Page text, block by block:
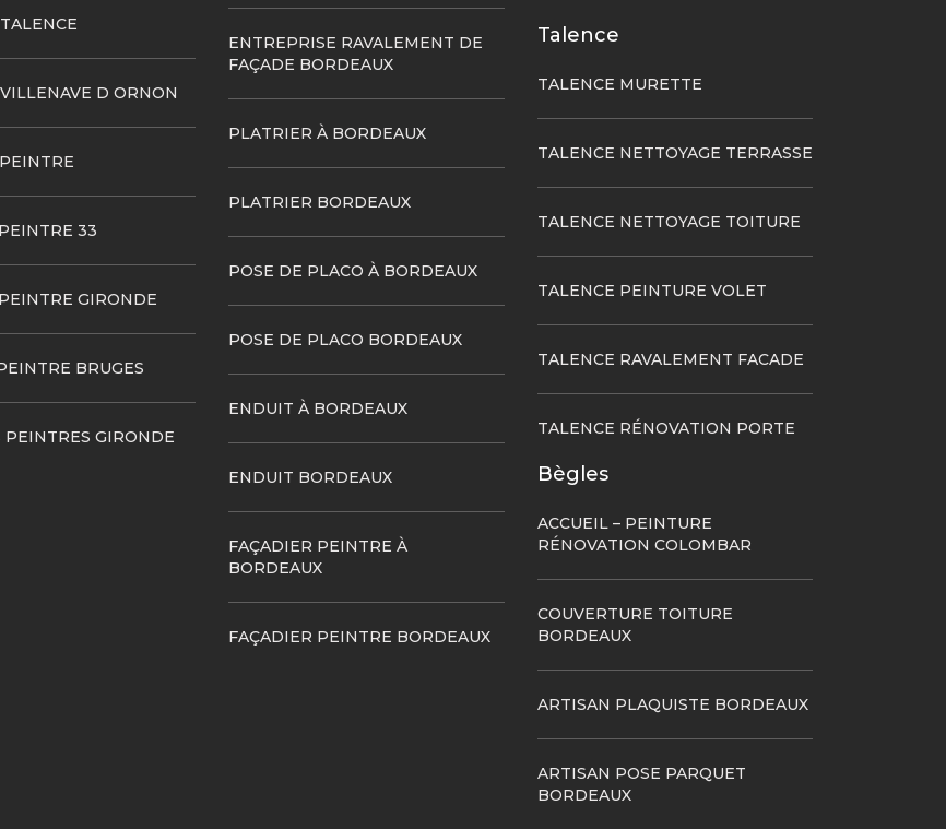
D ORNON
33
GIRONDE
BRUGES
PEINTRES GIRONDE
ENTREPRISE RAVALEMENT DE
FAÇADE BORDEAUX
PLATRIER À BORDEAUX
PLATRIER BORDEAUX
POSE DE PLACO À BORDEAUX
POSE DE PLACO BORDEAUX
ENDUIT À BORDEAUX
ENDUIT BORDEAUX
FAÇADIER PEINTRE À
BORDEAUX
FAÇADIER PEINTRE BORDEAUX
Talence
TALENCE MURETTE
TALENCE NETTOYAGE TERRASSE
TALENCE NETTOYAGE TOITURE
TALENCE PEINTURE VOLET
TALENCE RAVALEMENT FACADE
TALENCE RÉNOVATION PORTE
Bègles
ACCUEIL – PEINTURE
RÉNOVATION COLOMBAR
COUVERTURE TOITURE
BORDEAUX
ARTISAN PLAQUISTE BORDEAUX
ARTISAN POSE PARQUET
BORDEAUX